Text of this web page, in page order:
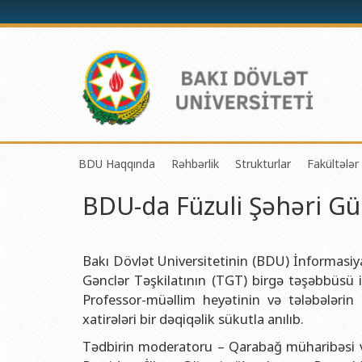
BDU Haqqında
BDU-nun tarixi
BDU-nun İnkişaf Proqramı (2014-2020)
Akkreditasiya haqqında Sertifikat
BDU-nun üzv olduğu beynəlxalq təşkilatlar
Rəhbərlik
Rektor
Elmi Şura
Dekanlar
Həmkarlar İttifaqı Komitəsi
Tədris Metodiki Şura
Strukturlar
Tədrisin təşkili və
Informasiya
Beynəlxalq əlaqələr
Xarici tələbələrlə iş
İctimaiyyətlə
Fakültələr
Fizika
Kimya
BDU-da Füzuli Şəhəri
Bakı Dövlət Universitetinin (BDU)
Gənclər Təşkilatının (TGT) birgə
Professor-müəllim heyətinin və
xatirələri bir dəqiqəlik sükutla anılıb.
Tədbirin moderatoru – Qarabağ müharibəsi